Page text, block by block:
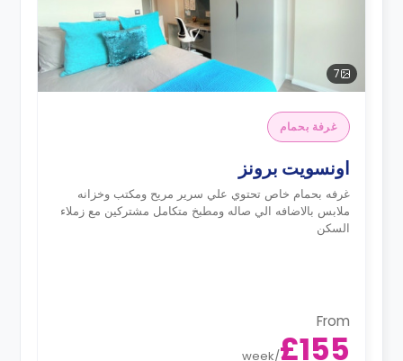
7
غرفة بحمام
اونسويت برونز
غرفه بحمام خاص تحتوي علي سرير مريح ومكتب وخزانه
ملابس بالاضافه الي صاله ومطبخ متكامل مشتركين مع زملاء
السكن
From
£155
/
week